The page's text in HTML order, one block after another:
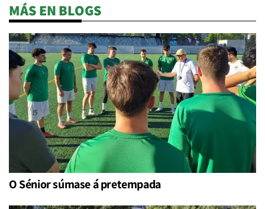
MÁS EN BLOGS
O Sénior súmase á pretempada